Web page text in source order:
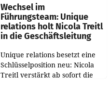
werden.
Wechsel im
Führungsteam: Unique
relations holt Nicola Treitl
in die Geschäftsleitung
Unique relations besetzt eine
Schlüsselposition neu: Nicola
Treitl verstärkt ab sofort die